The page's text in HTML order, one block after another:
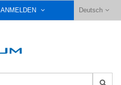
Deutsch
ANMELDEN